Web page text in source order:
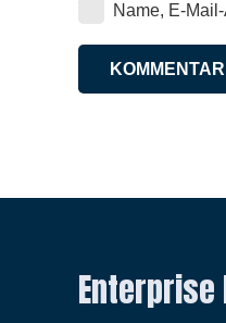
Name, E-
Enterprise